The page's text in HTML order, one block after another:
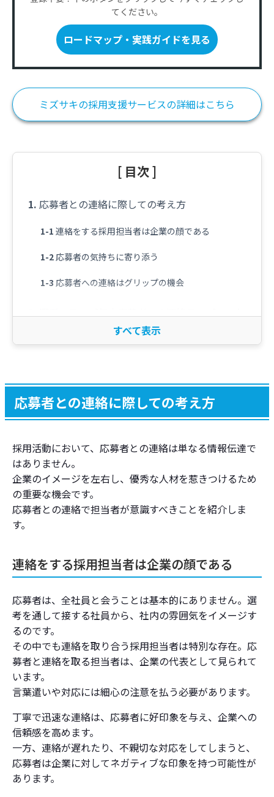
てください。
ロードマップ・実践ガイドを見る
ミズサキの採用支援サービスの詳細はこちら
[ 目次 ]
応募者との連絡に際しての考え方
連絡をする採用担当者は企業の顔である
応募者の気持ちに寄り添う
応募者への連絡はグリップの機会
選考ステップ毎│応募者への連絡テンプレート
書類選考案内
書類選考不採用案内
書類選考合格案内・面接予定日の調整
面接日確定の案内（来社）
面接不合格案内
内定通知
応募者対応をスムーズに行うための事前準備
関係者全員で方針、情報を共有
担当者の役割を明確化し、代理人員も用意してお
く
選考段階毎のメッセージテンプレートを事前に用
意しておく
応募者との連絡に際しての考え方
採用活動において、応募者との連絡は単なる情報伝達で
はありません。
企業のイメージを左右し、優秀な人材を惹きつけるため
の重要な機会です。
応募者との連絡で担当者が意識すべきことを紹介しま
す。
連絡をする採用担当者は企業の顔である
応募者は、全社員と会うことは基本的にありません。選
考を通して接する社員から、社内の雰囲気をイメージす
るのです。
その中でも連絡を取り合う採用担当者は特別な存在。応
募者と連絡を取る担当者は、企業の代表として見られて
います。
言葉遣いや対応には細心の注意を払う必要があります。
丁寧で迅速な連絡は、応募者に好印象を与え、企業への
信頼感を高めます。
一方、連絡が遅れたり、不親切な対応をしてしまうと、
応募者は企業に対してネガティブな印象を持つ可能性が
あります。